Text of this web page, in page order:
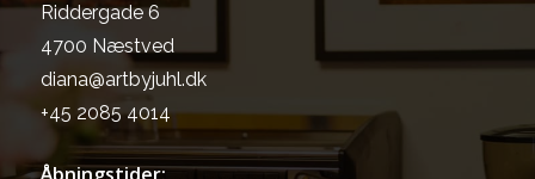
Riddergade 6
4700 Næstved
diana@artbyjuhl.dk
+45 2085 4014